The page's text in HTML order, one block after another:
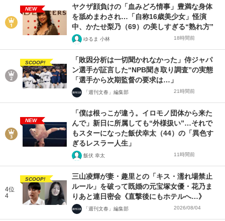
NEW
ヤクザ顔負けの「血みどろ情事」豊満な身体
を舐めまわされ…「自称16歳美少女」怪演
中、かたせ梨乃（69）の美しすぎる“熟れ方”
ゆるま 小林 18時間前
SCOOP!
「敗因分析は一切聞かれなかった」侍ジャパ
ン選手が証言した“NPB聞き取り調査”の実態
「選手から次期監督の要求は…」
「週刊文春」編集部 21時間前
NEW
「僕は根っこが違う。イロモノ団体から来た
んで」新日に所属しても“外様扱い”…それで
もスターになった飯伏幸太（44）の「異色す
ぎるレスラー人生」
飯伏 幸太 11時間前
4位
4
SCOOP!
三山凌輝が妻・趣里との「キス・濡れ場禁止
ルール」を破って既婚の元宝塚女優・花乃ま
りあと連日密会《直撃後にもホテルへ…》
「週刊文春」編集部 2026/08/04